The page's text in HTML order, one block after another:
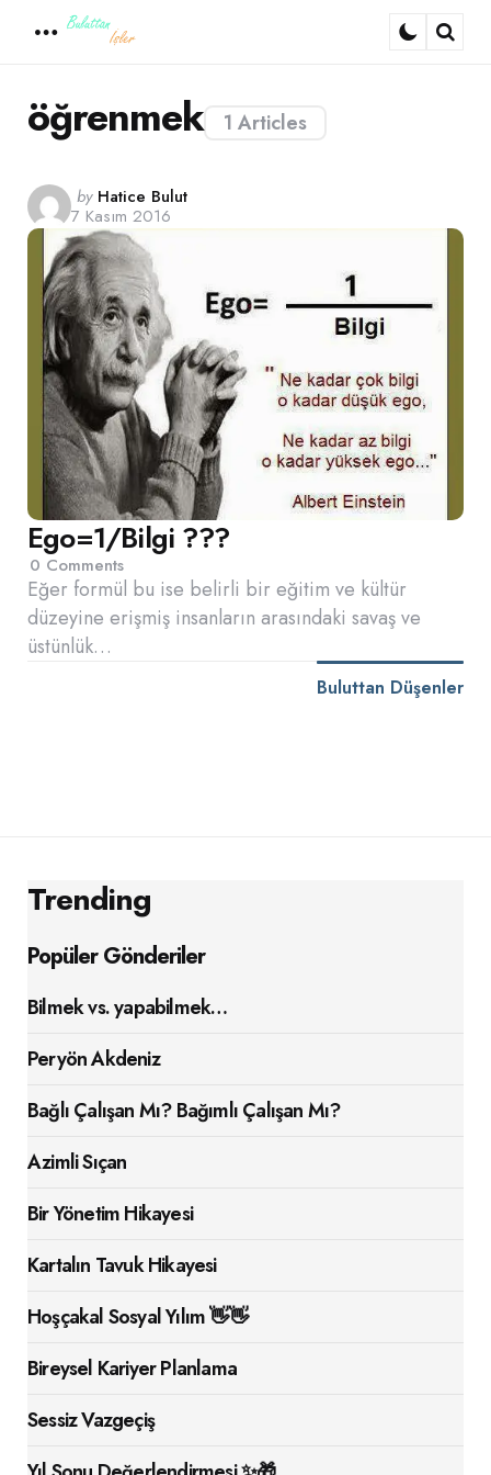
1 Articles
öğrenmek
Posted
by
by Hatice Bulut
7 Kasım 2016
Ego=1/Bilgi ???
0 Comments
Eğer formül bu ise belirli bir eğitim ve kültür
düzeyine erişmiş insanların arasındaki savaş ve
üstünlük…
Buluttan Düşenler
Trending
Popüler Gönderiler
Bilmek vs. yapabilmek…
Peryön Akdeniz
Bağlı Çalışan Mı? Bağımlı Çalışan Mı?
Azimli Sıçan
Bir Yönetim Hikayesi
Kartalın Tavuk Hikayesi
Hoşçakal Sosyal Yılım 👋👋
Bireysel Kariyer Planlama
Sessiz Vazgeçiş